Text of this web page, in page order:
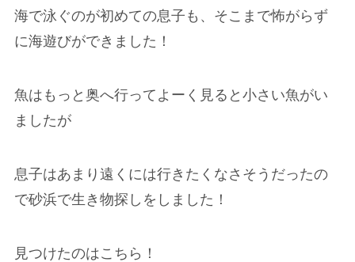
海で泳ぐのが初めての息子も、そこまで怖がらず
に海遊びができました！
魚はもっと奥へ行ってよーく見ると小さい魚がい
ましたが
息子はあまり遠くには行きたくなさそうだったの
で砂浜で生き物探しをしました！
見つけたのはこちら！